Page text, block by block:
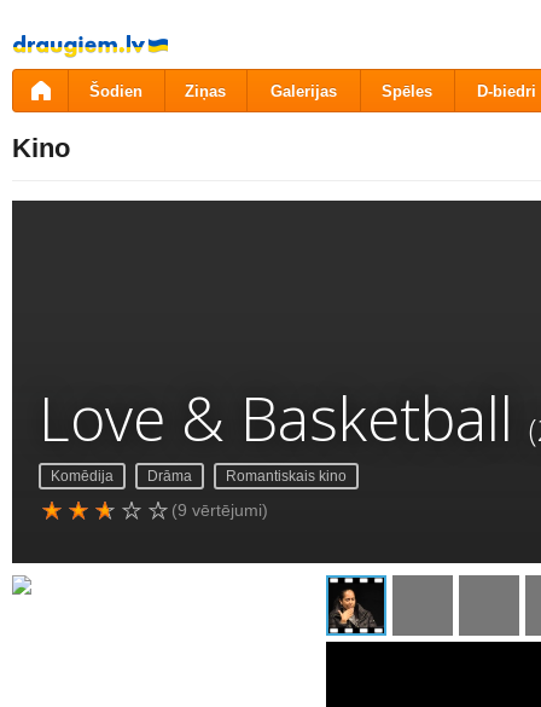
Pāriet
uz
saturu
Šodien Ziņas Galerijas Spēles D-biedri
Kino
Love & Basketball
Komēdija Drāma Romantiskais kino
(9 vērtējumi)